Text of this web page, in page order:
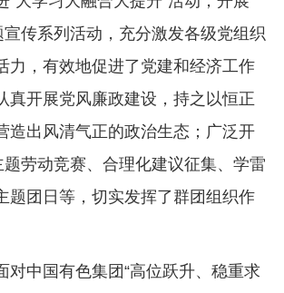
宣传系列活动，充分激发各级党组织
力，有效地促进了党建和经济工作
真开展党风廉政建设，持之以恒正
造出风清气正的政治生态；广泛开
题劳动竞赛、合理化建议征集、学雷
题团日等，切实发挥了群团组织作
对中国有色集团“高位跃升、稳重求